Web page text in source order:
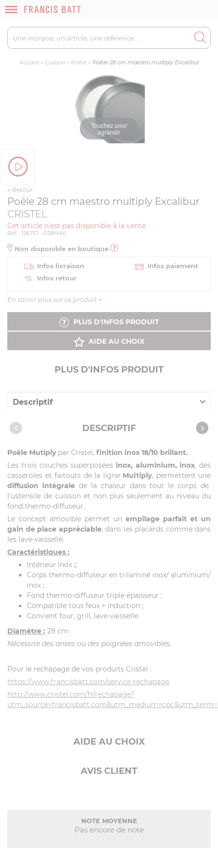
Accueil> Cuisson> Poêle > Poêle 28 cm maestro multiply Excalibur
Touchez pour
agrandir
< Retour
Poêle 28 cm maestro multiply Excalibur
CRISTEL
Cet article n'est pas disponible à la vente.
Réf. : 126757 - P28MAE
Non disponible en boutique
Infos livraison
Infos paiement
Infos retour
En savoir plus sur ce produit +
PLUS D'INFOS PRODUIT
AIDE AU CHOIX
PLUS D'INFOS PRODUIT
Descriptif
Vidéos DESCRIPTIF
Poêle Mutiplypar Cristel, finition inox 18/10 brillant.
Les trois couches superposées inox, aluminium, inox, des
casseroles et faitouts de la ligne Multiply, permettent une
diffusion intégralede la chaleur dans tout le corps de
l'ustensile de cuisson et non plus seulement au niveau du
fond thermo-diffuseur.
Le concept amovible permet un empilage parfait et un
gain de place appréciable, dans les placards comme dans
les lave-vaisselle.
Caractéristiques :
Intérieur inox ;;
Corps thermo-diffuseur en trilaminé inox/ aluminium/
inox ;
Fond thermo-diffuseur triple épaisseur ;
Compatible tous feux + induction ;
Convient four, grill, lave-vaisselle.
Diamètre : 28 cm
Nécessite des anses ou des poignées amovibles.
Pour le rechapage de vos produits Cristel :
https://www.francisbatt.com/service-rechapage
http://www.cristel.com/fr/rechapage?
AIDE AU CHOIX
AVIS CLIENT
NOTE MOYENNE
Pas encore de note